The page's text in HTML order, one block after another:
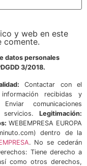
y web en este
comente.
datos personales
3/2018.
Contactar con el
recibidas y
comunicaciones
servicios. Legitimación:
WEBEMPRESA EUROPA
dentro de la
. No se cederán
Tiene derecho a
como otros derechos,